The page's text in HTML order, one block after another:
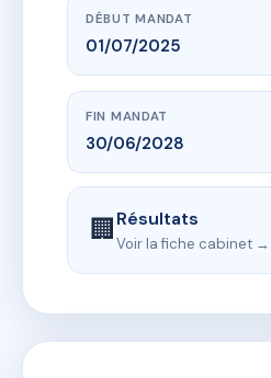
DÉBUT MANDAT
01/07/2025
FIN MANDAT
30/06/2028
🏢Résultats
Voir la fiche cabinet →